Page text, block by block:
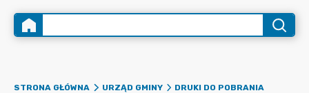
STRONA GŁÓWNA URZĄD GMINY
DRUKI DO POBRANIA